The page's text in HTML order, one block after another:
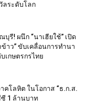
ลระดับโลก
บุรี! ผนึก “นาเฮียใช้” เปิด
าว” ขับเคลื่อนการทำนา
เกษตรกรไทย
คโลหิต ในโอกาส “ธ.ก.ส.
1 ล้านบาท